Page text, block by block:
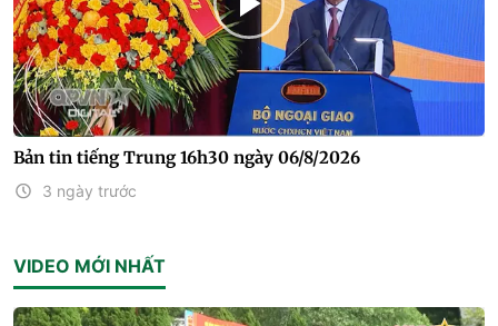
Bản tin tiếng Trung 16h30 ngày 06/8/2026
3 ngày trước
VIDEO MỚI NHẤT